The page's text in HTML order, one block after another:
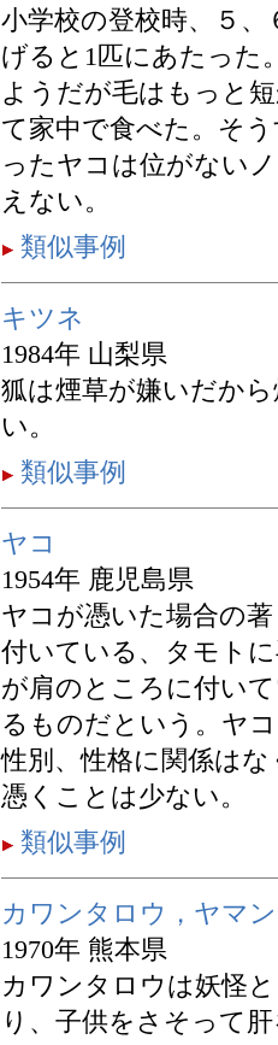
小学校の登校時、５
げると1匹にあたった
ようだが毛はもっと
て家中で食べた。そ
ったヤコは位がない
えない。
類似事例
キツネ
1984年 山梨県
狐は煙草が嫌いだか
い。
類似事例
ヤコ
1954年 鹿児島県
ヤコが憑いた場合の
付いている、タモト
が肩のところに付い
るものだという。ヤ
性別、性格に関係は
憑くことは少ない。
類似事例
カワンタロウ，ヤマ
1970年 熊本県
カワンタロウは妖怪
り、子供をさそって